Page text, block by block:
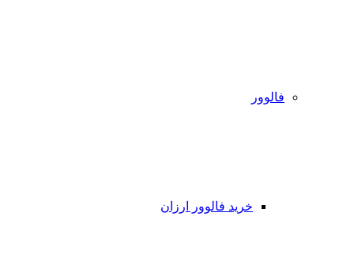
فالوور
خرید فالوور ارزان